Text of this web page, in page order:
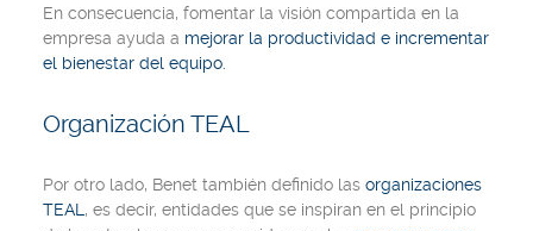
En consecuencia, fomentar la visión compartida en la
empresa ayuda a mejorar la productividad e incrementar
el bienestar del equipo.
Organización TEAL
Por otro lado, Benet también definido las organizaciones
TEAL , es decir, entidades que se inspiran en el principio